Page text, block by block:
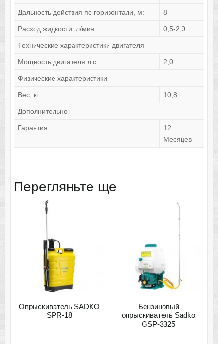
Дальность действия по горизонтали, м: 8
Расход жидкости, л/мин: 0,5-2,0
Технические характеристики двигателя
Мощность двигателя л.с.: 2,0
Физические характеристики
Вес, кг: 10,8
Дополнительно
Гарантия:
12
Месяцев
Перегляньте ще
Опрыскиватель SADKO
SPR-18
Бензиновый
опрыскиватель Sadko
GSP-3325